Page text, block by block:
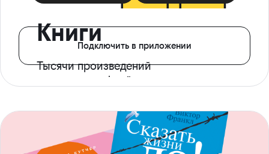
Книги
Тысячи произведений
с доступом офлайн
Подключить в приложении